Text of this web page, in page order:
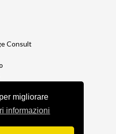
migliorare
informazioni
Consult
Brianza